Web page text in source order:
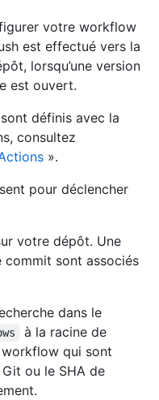
votre workflow
est effectué vers la
lorsqu’une version
est ouvert.
définis avec la
consultez
».
pour déclencher
votre dépôt. Une
commit sont associés
dans le
à la racine de
qui sont
ou le SHA de